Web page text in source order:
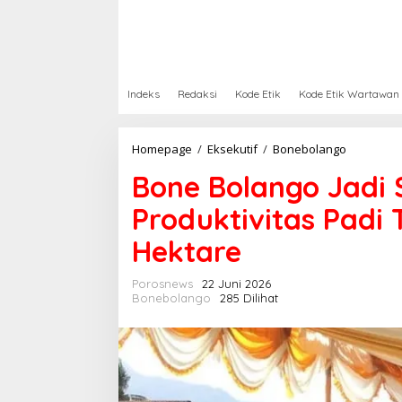
Indeks Redaksi Kode Etik Kode Etik Wartawan
Homepage / Eksekutif / Bonebolango
n
e
B
o
J
a
d
i
S
Bone Bolango Jadi
Produktivitas Padi
Hektare
Porosnews
22 Juni 2026
Bonebolango
285 Dilihat